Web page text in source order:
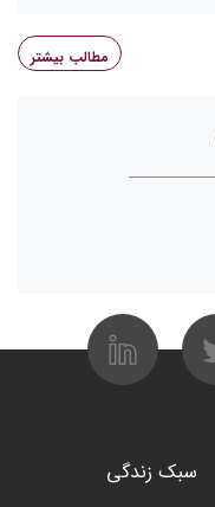
مطالب بیشتر
سبک زندگی